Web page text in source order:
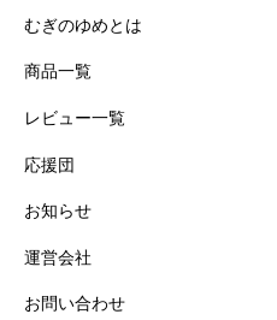
むぎのゆめとは
商品一覧
レビュー一覧
応援団
お知らせ
運営会社
お問い合わせ